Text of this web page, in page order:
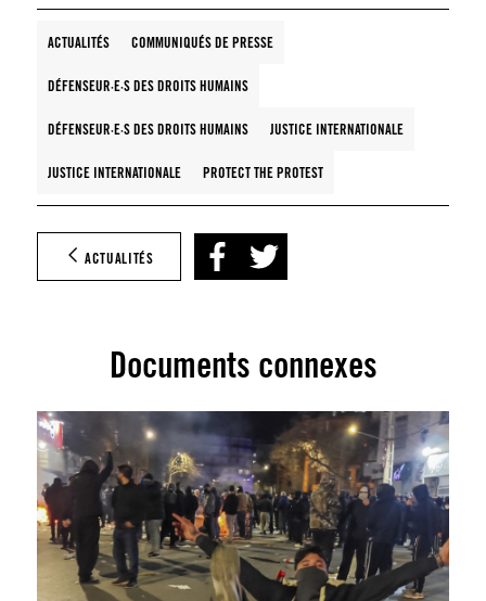
ACTUALITÉS COMMUNIQUÉS DE PRESSE
DÉFENSEUR·E·S DES DROITS HUMAINS
DÉFENSEUR·E·S DES DROITS HUMAINS JUSTICE INTERNATIONALE
JUSTICE INTERNATIONALE PROTECT THE PROTEST
ACTUALITÉS
Documents connexes